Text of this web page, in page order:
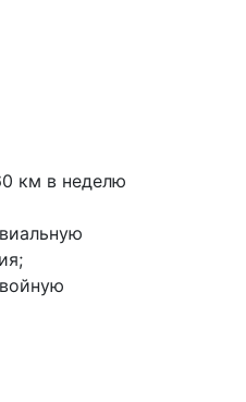
км в неделю